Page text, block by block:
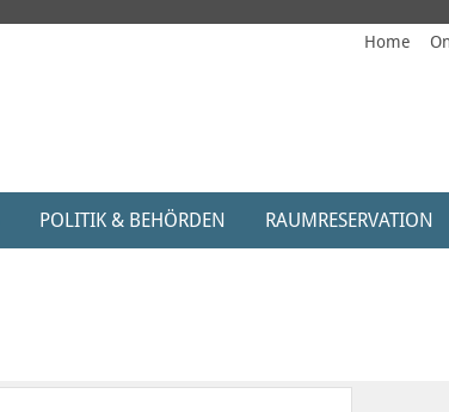
Home
POLITIK & BEHÖRDEN RAUMRESERVATION